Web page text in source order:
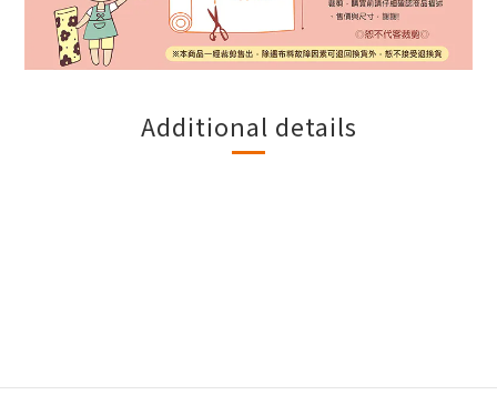
Additional details